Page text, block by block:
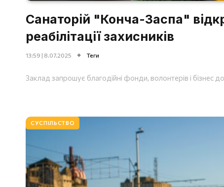
Санаторій "Конча-Заспа"
реабілітації захисників
13:59 | 8.07.2025 Теги
Заклад запрошує благодійні фонди, волонтерів і бізнес
СУСПІЛЬСТВО